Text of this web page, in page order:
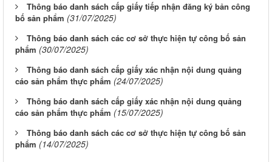
Thông báo danh sách cấp giấy tiếp nhận đăng ký bản công
bố sản phẩm (31/07/2025)
Thông báo danh sách các cơ sở thực hiện tự công bố sản
phẩm (30/07/2025)
Thông báo danh sách cấp giấy xác nhận nội dung quảng
cáo sản phẩm thực phẩm (24/07/2025)
Thông báo danh sách cấp giấy xác nhận nội dung quảng
cáo sản phẩm thực phẩm (15/07/2025)
Thông báo danh sách các cơ sở thực hiện tự công bố sản
phẩm (14/07/2025)